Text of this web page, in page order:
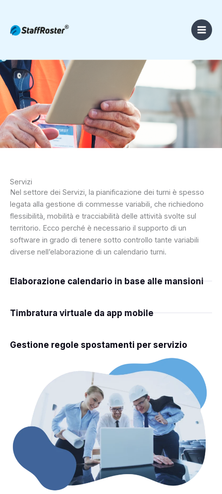
contenuto
Servizi
Nel settore dei Servizi, la pianificazione dei turni è spesso
legata alla gestione di commesse variabili, che richiedono
flessibilità, mobilità e tracciabilità delle attività svolte sul
territorio. Ecco perché è necessario il supporto di un
software in grado di tenere sotto controllo tante variabili
diverse nell’elaborazione di un calendario turni.
Elaborazione calendario in base alle mansioni
Timbratura virtuale da app mobile
Gestione regole spostamenti per servizio